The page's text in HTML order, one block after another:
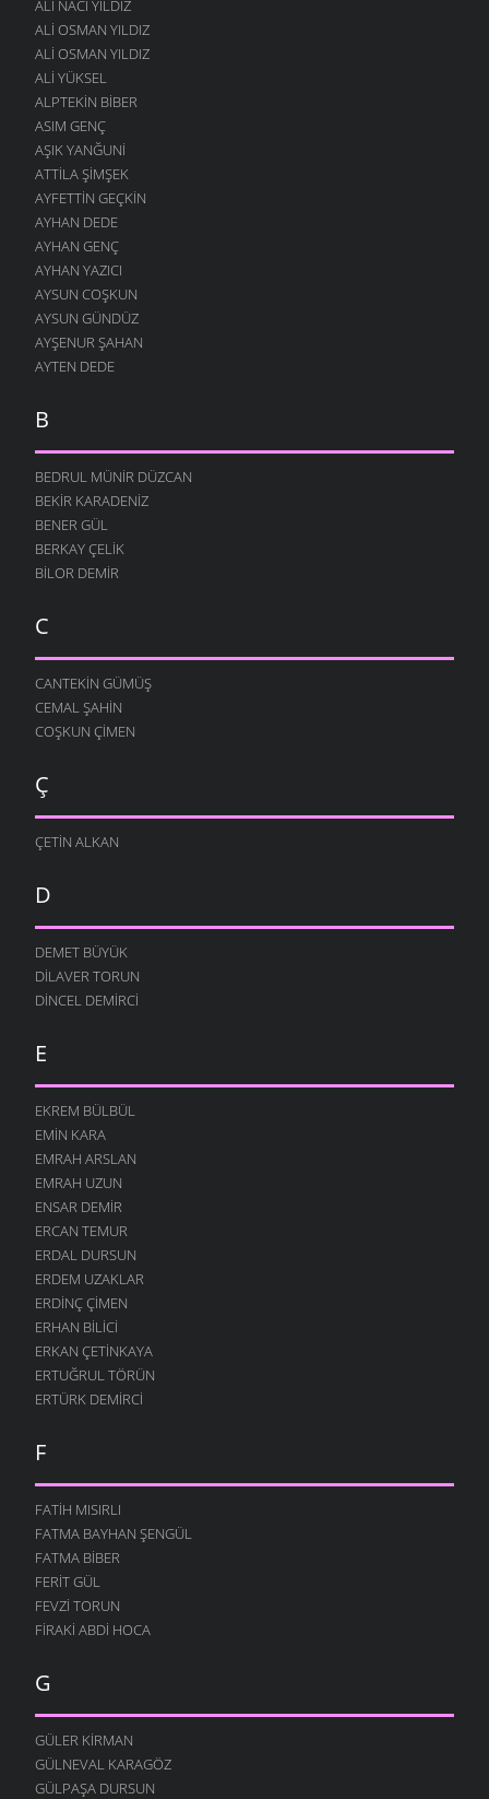
ALI NACI YILDIZ
ALI OSMAN YILDIZ
ALI OSMAN YILDIZ
ALI YÜKSEL
ALPTEKIN BIBER
ASIM GENÇ
AŞIK YANĞUNI
ATTILA ŞIMŞEK
AYFETTIN GEÇKIN
AYHAN DEDE
AYHAN GENÇ
AYHAN YAZICI
AYSUN COŞKUN
AYSUN GÜNDÜZ
AYŞENUR ŞAHAN
AYTEN DEDE
B
BEDRUL MÜNIR DÜZCAN
BEKIR KARADENIZ
BENER GÜL
BERKAY ÇELIK
BILOR DEMIR
C
CANTEKIN GÜMÜŞ
CEMAL ŞAHIN
COŞKUN ÇIMEN
Ç
ÇETIN ALKAN
D
DEMET BÜYÜK
DILAVER TORUN
DINCEL DEMIRCI
E
EKREM BÜLBÜL
EMIN KARA
EMRAH ARSLAN
EMRAH UZUN
ENSAR DEMIR
ERCAN TEMUR
ERDAL DURSUN
ERDEM UZAKLAR
ERDINÇ ÇIMEN
ERHAN BILICI
ERKAN ÇETINKAYA
ERTUĞRUL TÖRÜN
ERTÜRK DEMIRCI
F
FATIH MISIRLI
FATMA BAYHAN ŞENGÜL
FATMA BIBER
FERIT GÜL
FEVZI TORUN
FIRAKI ABDI HOCA
G
GÜLER KIRMAN
GÜLNEVAL KARAGÖZ
GÜLPAŞA DURSUN